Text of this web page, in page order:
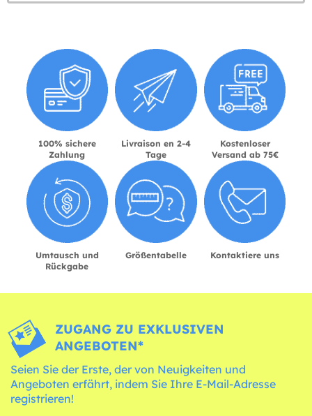
100% sichere
Zahlung
Livraison en 2-4
Tage
Kostenloser
Versand ab 75€
Umtausch und
Rückgabe
Größentabelle Kontaktiere uns
ZUGANG ZU EXKLUSIVEN
ANGEBOTEN*
Seien Sie der Erste, der von Neuigkeiten und
Angeboten erfährt, indem Sie Ihre E-Mail-Adresse
registrieren!